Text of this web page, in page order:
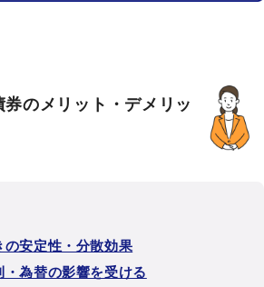
のメリット・デメリッ
の安定性・分散効果
為替の影響を受ける